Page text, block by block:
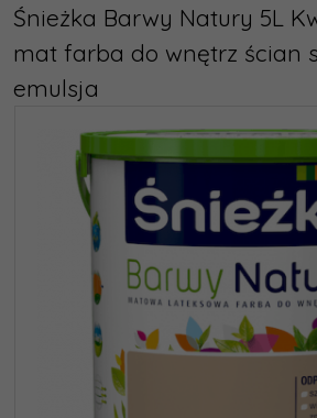
Śnieżka Barwy Natury 5L
mat farba do wnętrz ścian
emulsja